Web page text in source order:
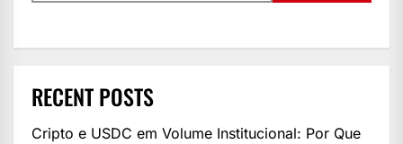
RECENT POSTS
Cripto e USDC em Volume Institucional: Por Que